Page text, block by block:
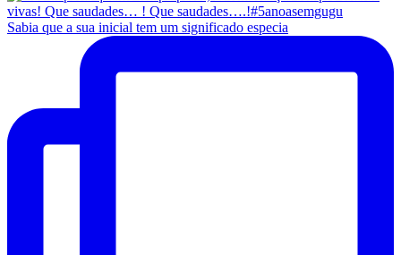
Sabia que a sua inicial tem um significado especia